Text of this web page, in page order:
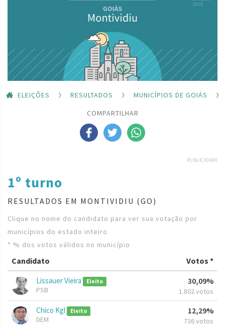
ELEIÇÕES RESULTADOS
MUNICÍPIOS DE GOIÁS
COMPARTILHAR
PUBLICIDADE
1º turno
RESULTADOS EM MONTIVIDIU (GO)
Clique no nome do candidato para ver sua votação por
municípios do estado inteiro
* % dos votos válidos no município
Candidato Votos *
Lissauer Vieira Eleito
PSB
30,09%
1.802 votos
Chico Kgl Eleito
DEM
12,29%
736 votos